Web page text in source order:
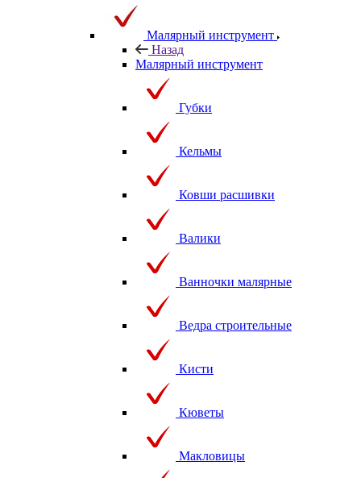
Малярный инструмент
Назад
Малярный инструмент
Губки
Кельмы
Ковши расшивки
Валики
Ванночки малярные
Ведра строительные
Кисти
Кюветы
Макловицы